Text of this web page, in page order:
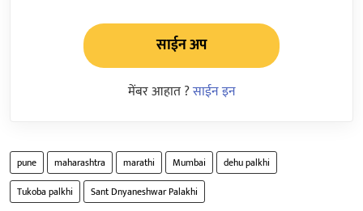
साईन अप
मेंबर आहात ?साईन इन
pune maharashtra marathi Mumbai
dehu palkhi
Tukoba palkhi
Sant Dnyaneshwar Palakhi